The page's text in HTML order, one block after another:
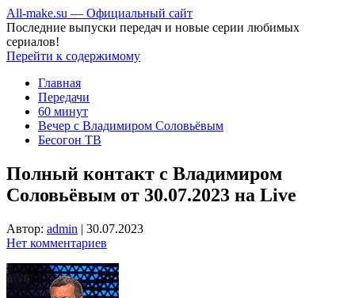
All-make.su — Официальный сайт
Последние выпуски передач и новые серии любимых
сериалов!
Перейти к содержимому
Главная
Передачи
60 минут
Вечер с Владимиром Соловьёвым
Бесогон ТВ
Полный контакт с Владимиром
Соловьёвым от 30.07.2023 на Live
Автор: admin | 30.07.2023
Нет комментариев